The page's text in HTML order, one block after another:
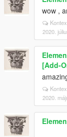
wow ,
2020.
[Add-
2020.